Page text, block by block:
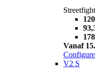
Vanaf
V2 S